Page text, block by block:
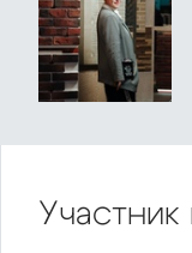
Участник